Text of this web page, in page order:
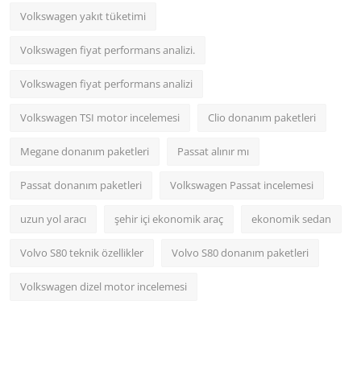
Volkswagen yakıt tüketimi
Volkswagen fiyat performans analizi.
Volkswagen fiyat performans analizi
Volkswagen TSI motor incelemesi Clio donanım paketleri
Megane donanım paketleri Passat alınır mı
Passat donanım paketleri Volkswagen Passat incelemesi
uzun yol aracı şehir içi ekonomik araç ekonomik sedan
Volvo S80 teknik özellikler Volvo S80 donanım paketleri
Volkswagen dizel motor incelemesi